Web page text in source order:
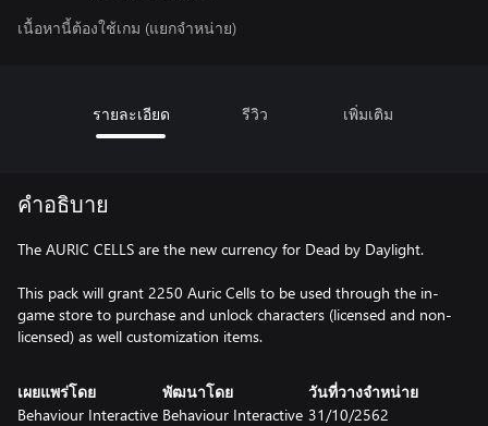
เนื้อหานี้ต้องใช้เกม (แยกจำหน่าย)
รายละเอียด รีวิว เพิ่มเติม
คำอธิบาย
The AURIC CELLS are the new currency for Dead by Daylight.
This pack will grant 2250 Auric Cells to be used through the in-
game store to purchase and unlock characters (licensed and non-
licensed) as well customization items.
เผยแพร่โดย
Behaviour Interactive
พัฒนาโดย
Behaviour Interactive
วันที่วางจำหน่าย
31/10/2562